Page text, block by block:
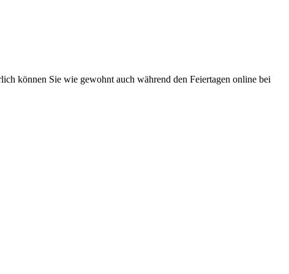
können Sie wie gewohnt auch während den Feiertagen online bei